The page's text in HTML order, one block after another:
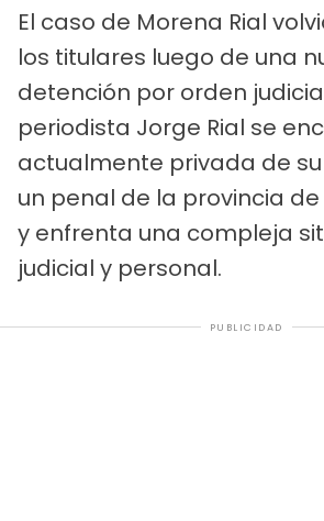
El caso de Morena Rial
los titulares luego de una
detención por orden
periodista Jorge Rial se
actualmente privada de
un penal de la provincia de
y enfrenta una compleja
judicial y personal.
PUBLICIDAD